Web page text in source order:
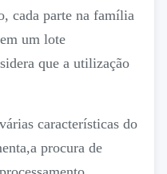
cada parte na família
um lote
que a utilização
características do
procura de